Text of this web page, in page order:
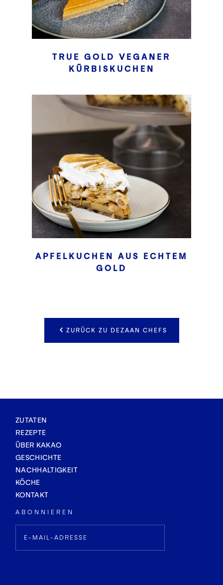
TRUE GOLD VEGANER
KÜRBISKUCHEN
APFELKUCHEN AUS ECHTEM
GOLD
ZURÜCK ZU DEZAAN CHEFS
ZUTATEN
REZEPTE
ÜBER KAKAO
GESCHICHTE
NACHHALTIGKEIT
KÖCHE
KONTAKT
ABONNIEREN